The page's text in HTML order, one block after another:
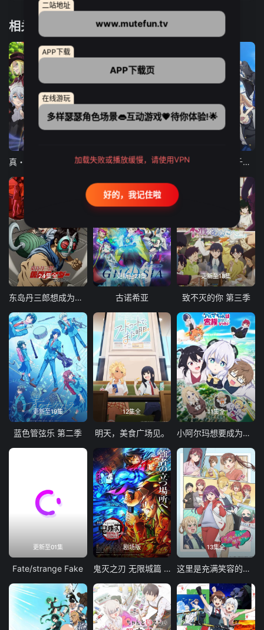
相关推荐
真・进化果 实不知不觉踏上胜利的人生 东京猫猫 NEW～♡ 弹珠汽水瓶里的千岁同学
24集全
东岛丹三郎想成为假面骑士
更新至21集
古诺希亚
更新至18集
致不灭的你 第三季
更新至19集
蓝色管弦乐 第二季
12集全
明天，美食广场见。
11集全
小阿尔玛想要成为家人
更新至01集
Fate/strange Fake
剧场版
鬼灭之刃 无限城篇 第一章 猗窝座再袭
13集全
这里是充满笑容的职场。
二站地址
www.mutefun.tv
APP下载
APP下载页
在线游玩
多样瑟瑟角色场景👄互动游戏💗待你体验!🌟
加载失败或播放缓慢，请使用VPN
好的，我记住啦